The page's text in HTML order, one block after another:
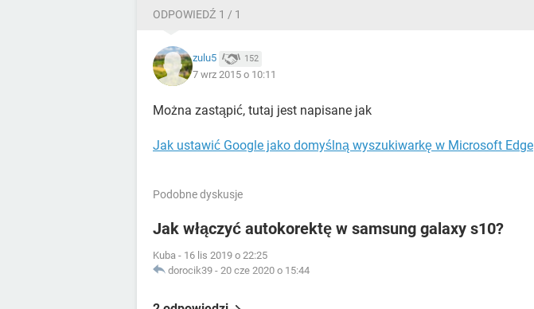
ODPOWIEDŹ 1 / 1
zulu5 152
7 wrz 2015 o 10:11
Można zastąpić, tutaj jest napisane jak
Jak ustawić Google jako domyślną wyszukiwarkę w Microsoft Edge
Podobne dyskusje
Jak włączyć autokorektę w samsung galaxy s10?
Kuba - 16 lis 2019 o 22:25
dorocik39 - 20 cze 2020 o 15:44